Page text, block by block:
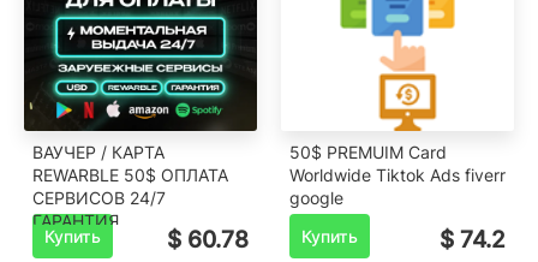
ВАУЧЕР / КАРТА
REWARBLE 50$ ОПЛАТА
СЕРВИСОВ 24/7
ГАРАНТИЯ
Купить $ 60.78
50$ PREMUIM Card
Worldwide Tiktok Ads fiverr
google
Купить
$ 74.2